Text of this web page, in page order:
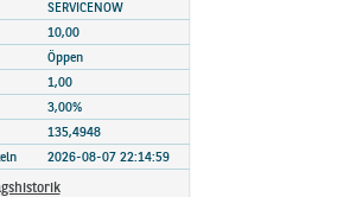
SERVICENOW
10,00
Öppen
1,00
3,00%
135,4948
2026-08-07 22:14:59